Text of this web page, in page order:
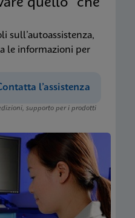
quello che
sull’autoassistenza,
le informazioni per
l’assistenza
supporto per i prodotti